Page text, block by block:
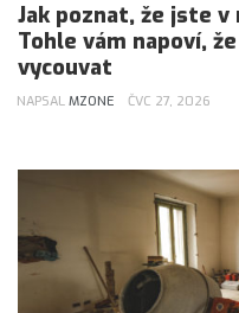
Jak poznat, že jste
Tohle vám napoví,
vycouvat
NAPSAL MZONE ČVC 27, 2026